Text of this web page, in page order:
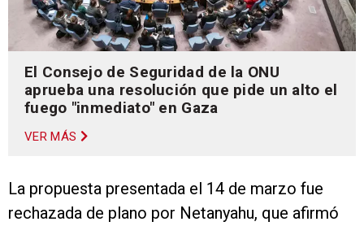
El Consejo de Seguridad de la ONU
aprueba una resolución que pide un alto el
fuego "inmediato" en Gaza
VER MÁS
La propuesta presentada el 14 de marzo fue
rechazada de plano por Netanyahu, que afirmó